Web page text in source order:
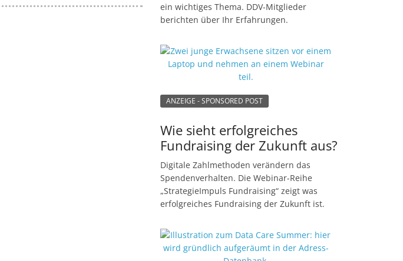
ein wichtiges Thema. DDV-Mitglieder
berichten über Ihr Erfahrungen.
ANZEIGE - SPONSORED POST
Wie sieht erfolgreiches
Fundraising der Zukunft aus?
Digitale Zahlmethoden verändern das
Spendenverhalten. Die Webinar-Reihe
„StrategieImpuls Fundraising“ zeigt was
erfolgreiches Fundraising der Zukunft ist.